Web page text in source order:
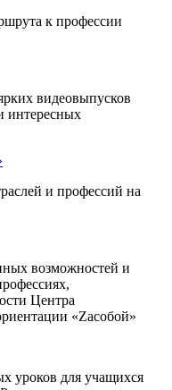
к профессии
видеовыпусков
интересных
и профессий на
возможностей и
Центра
«Zасобой»
уроков для учащихся